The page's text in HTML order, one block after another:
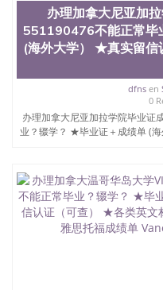
流程农业科学院、艺术
院、地球及物质科学院
与人类发展学院、信息
护理学院、科学学院等
前十名，工学院排名在
约大学为学生们提供本
专业课程包括：会计学
程、经济、医学、护理
学、美术、电子工程、
学、化学、英语、社会
销、机械工程、计算机
科、金融专业 1、客户
信息，给出操作方案；
材料； 3、留服注册申
办理加拿大尼亚加
551190476不能正常毕
(海外大学） ★真实留
dfnsen
0
办理加拿大尼亚加拉学院毕业证
业？辍学？ ★毕业证＋成绩单 (